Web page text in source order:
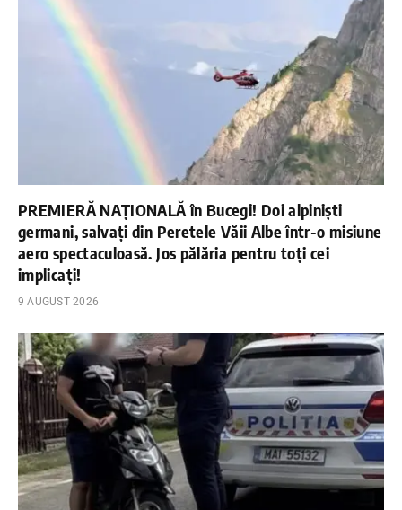
PREMIERĂ NAȚIONALĂ în Bucegi! Doi alpiniști
germani, salvați din Peretele Văii Albe într-o misiune
aero spectaculoasă. Jos pălăria pentru toți cei
implicați!
9 AUGUST 2026